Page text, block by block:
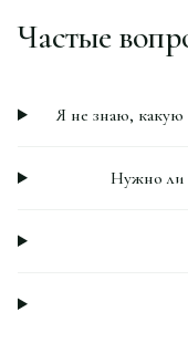
Частые
Я не знаю, какую
Нужно ли